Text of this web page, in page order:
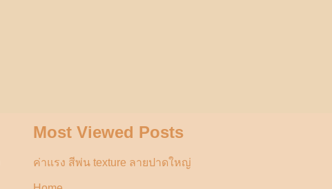
Most Viewed Posts
ค่าแรง สีพ่น texture ลายปาดใหญ่